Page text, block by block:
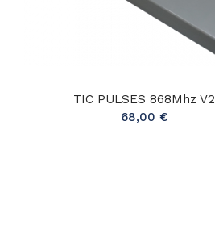
TIC PULSES 868Mhz V2
68,00 €